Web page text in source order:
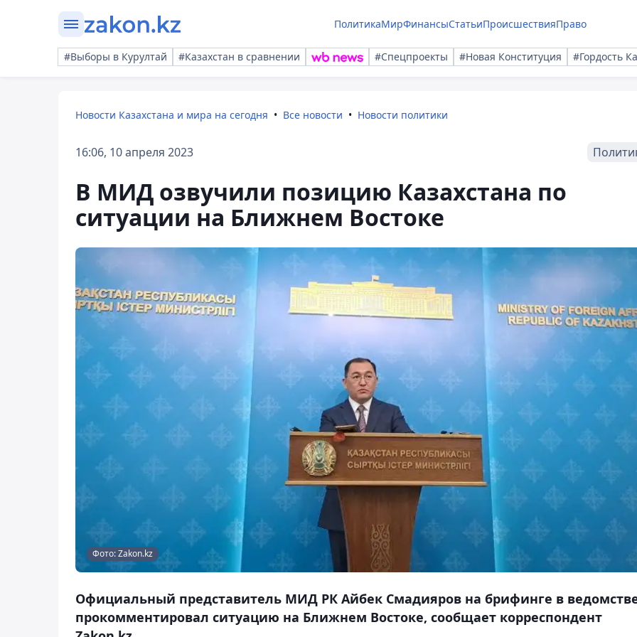
ПолитикаМирФинансыСтатьиПроисшествияПраво
#Выборы в Курултай #Казахстан в сравнении #Спецпроекты #Новая Конституция #Гордость
Новости Казахстана и мира на сегодня Все новости Новости политики
16:06, 10 апреля 2023
В МИД озвучили позицию Казахстана по
ситуации на Ближнем Востоке
Фото: Zakon.kz
Официальный представитель МИД РК Айбек Смадияров на брифинге в
прокомментировал ситуацию на Ближнем Востоке, сообщает корреспондент